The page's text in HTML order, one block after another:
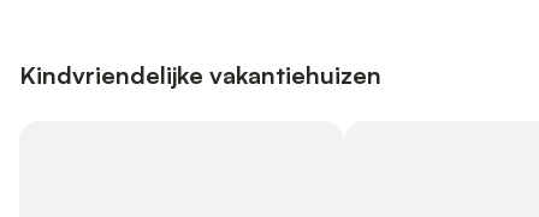
Kindvriendelijke vakantiehuizen